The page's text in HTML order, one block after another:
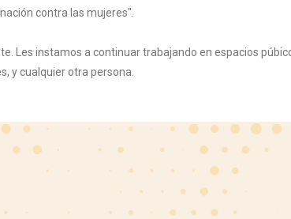
contra las mujeres".
Les instamos a continuar trabajando en espacios
y cualquier otra persona.